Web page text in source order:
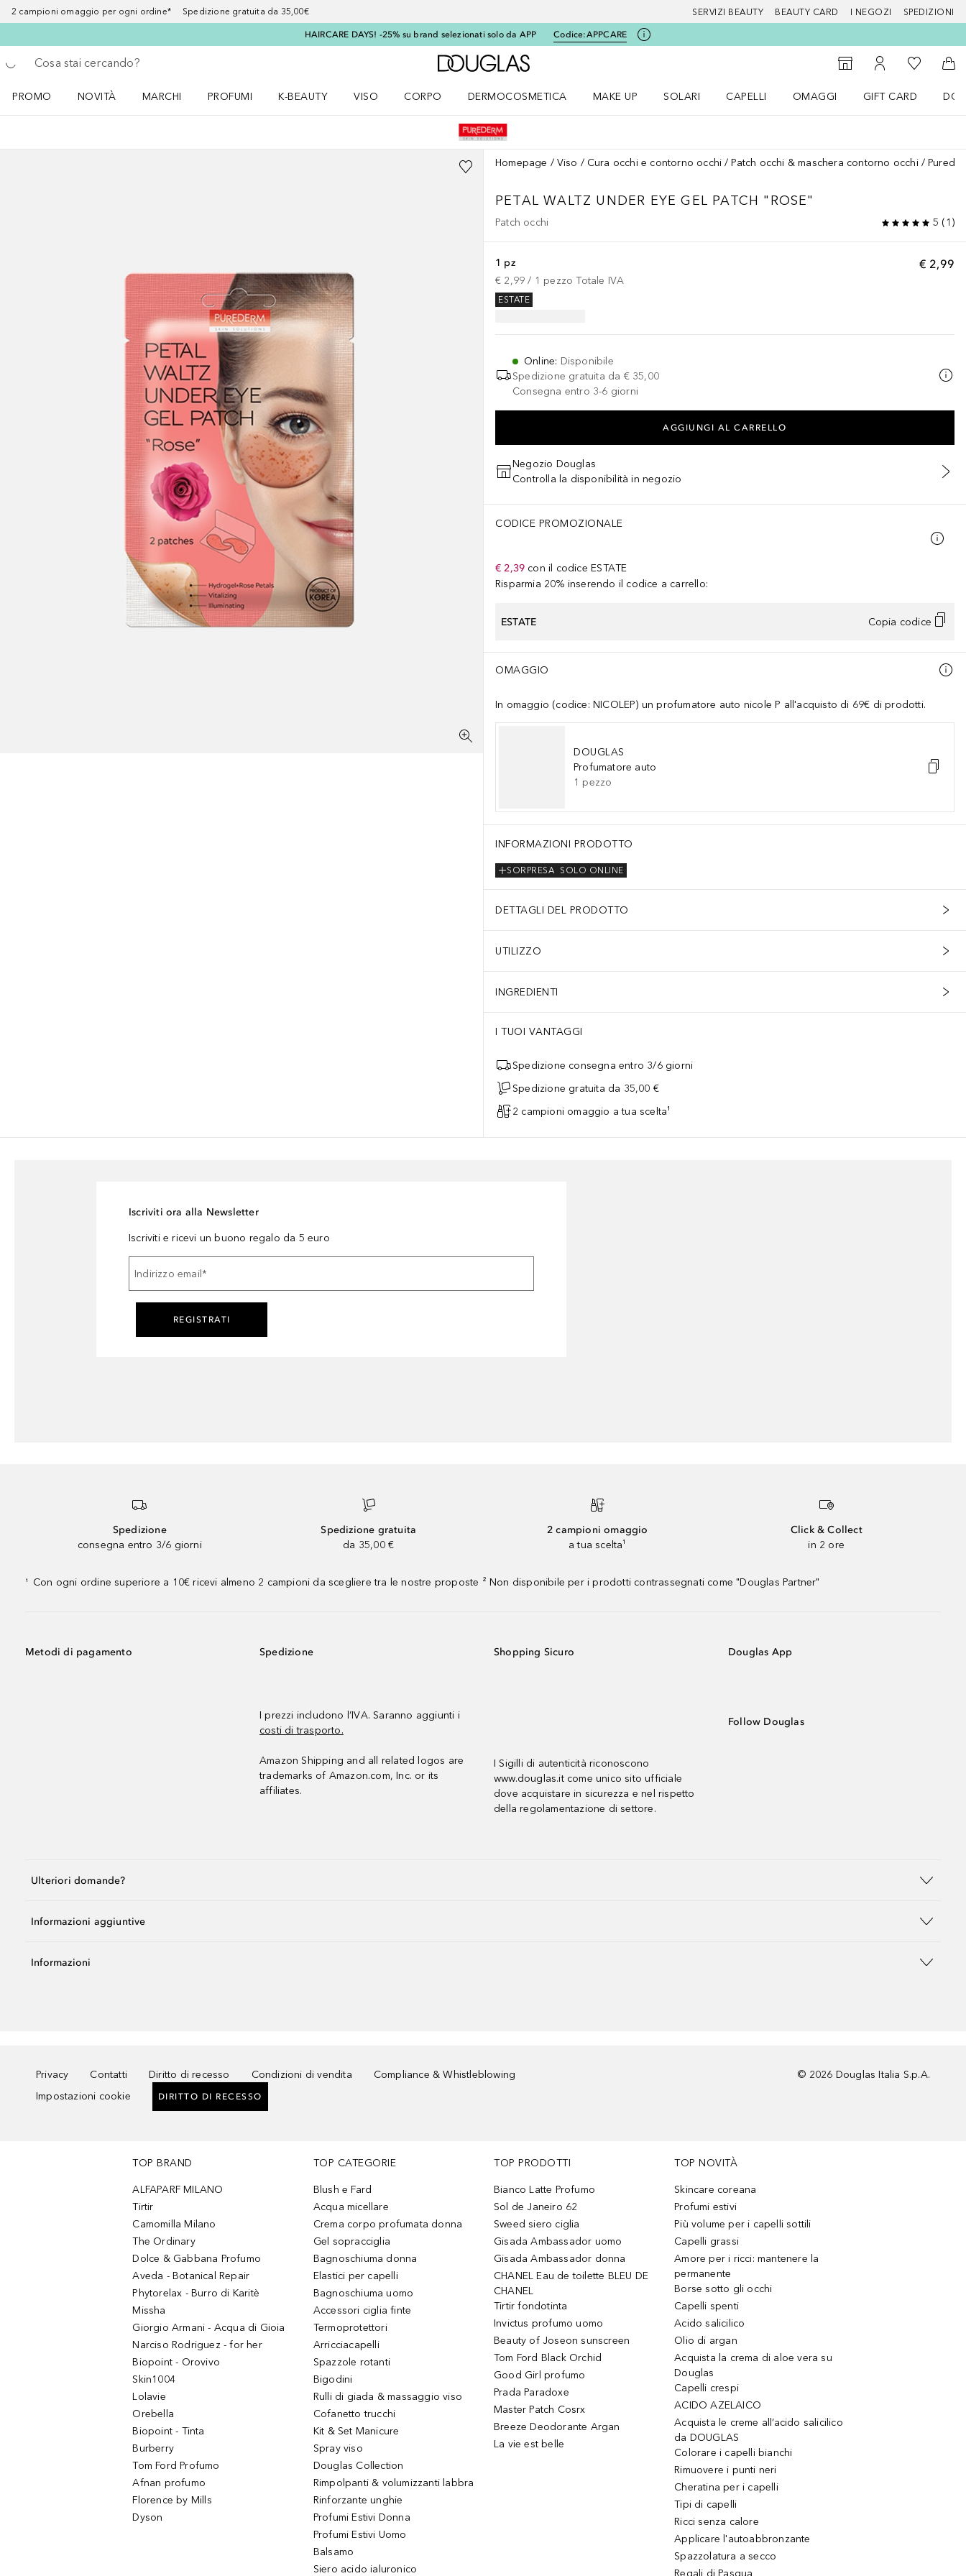
2 campioni omaggio per ogni ordine* Spedizione gratuita da 35,00€ SERVIZI BEAUTY BEAUTY CARD I NEGOZI SPEDIZIONI
HAIRCARE DAYS! -25% su brand selezionati solo da APP Codice:APPCARE
Torna indietro
Esegui ricerca
A Douglas Home
StorefinderAl Mio Account
Alla Mia
Al
PROMO
NOVITÀ
MARCHI
PROFUMI
K-BEAUTY
VISO
CORPO
DERMOCOSMETICA
MAKE UP
SOLARI
CAPELLI
OMAGGI
GIFT CARD
Homepage Viso Cura occhi e contorno occhi Patch occhi & maschera contorno occhi
PETAL WALTZ UNDER EYE GEL PATCH "ROSE"
Patch occhi 5 ( 1 )
€ 2,99
1 pz
€ 2,99 / 1 pezzo Totale IVA
ESTATE
Online: Disponibile
Spedizione gratuita da € 35,00
Consegna entro 3-6 giorni
AGGIUNGI AL CARRELLO
Negozio Douglas
Controlla la disponibilità in negozio
CODICE PROMOZIONALE
€ 2,39 con il codice ESTATE
Risparmia 20% inserendo il codice a carrello:
ESTATE Copia codice
OMAGGIO
In omaggio (codice: NICOLEP) un profumatore auto nicole P all'acquisto di 69€ di prodotti.
DOUGLAS
Profumatore auto
1 pezzo
INFORMAZIONI PRODOTTO
SOLO ONLINE
SORPRESA
DETTAGLI DEL PRODOTTO
UTILIZZO
INGREDIENTI
I TUOI VANTAGGI
Spedizione consegna entro 3/6 giorni
Spedizione gratuita da 35,00 €
2 campioni omaggio a tua scelta¹
Iscriviti ora alla Newsletter
Iscriviti e ricevi un buono regalo da 5 euro
Indirizzo email *
REGISTRATI
Spedizione
consegna entro 3/6 giorni
Spedizione gratuita
da 35,00 €
2 campioni omaggio
a tua scelta¹
Click & Collect
in 2 ore
¹ Con ogni ordine superiore a 10€ ricevi almeno 2 campioni da scegliere tra le nostre proposte ² Non disponibile per i prodotti contrassegnati come "Douglas Partner"
Metodi di pagamento Spedizione
I prezzi includono l’IVA. Saranno aggiunti i
costi di trasporto.
Amazon Shipping and all related logos are
trademarks of Amazon.com, Inc. or its
affiliates.
Shopping Sicuro
I Sigilli di autenticità riconoscono
www.douglas.it come unico sito ufficiale
dove acquistare in sicurezza e nel rispetto
della regolamentazione di settore.
Douglas App
Follow Douglas
Ulteriori domande?
Informazioni aggiuntive
Informazioni
Privacy Contatti Diritto di recesso Condizioni di vendita
Compliance & Whistleblowing
Impostazioni cookie
DIRITTO DI RECESSO
© 2026 Douglas Italia S.p.A.
TOP BRAND
ALFAPARF MILANO
Tirtir
Camomilla Milano
The Ordinary
Dolce & Gabbana Profumo
Aveda - Botanical Repair
Phytorelax - Burro di Karitè
Missha
Giorgio Armani - Acqua di Gioia
Narciso Rodriguez - for her
Biopoint - Orovivo
Skin1004
Lolavie
Orebella
Biopoint - Tinta
Burberry
Tom Ford Profumo
Afnan profumo
Florence by Mills
Dyson
TOP CATEGORIE
Blush e Fard
Acqua micellare
Crema corpo profumata donna
Gel sopracciglia
Bagnoschiuma donna
Elastici per capelli
Bagnoschiuma uomo
Accessori ciglia finte
Termoprotettori
Arricciacapelli
Spazzole rotanti
Bigodini
Rulli di giada & massaggio viso
Cofanetto trucchi
Kit & Set Manicure
Spray viso
Douglas Collection
Rimpolpanti & volumizzanti labbra
Rinforzante unghie
Profumi Estivi Donna
Profumi Estivi Uomo
Balsamo
Siero acido ialuronico
TOP PRODOTTI
Bianco Latte Profumo
Sol de Janeiro 62
Sweed siero ciglia
Gisada Ambassador uomo
Gisada Ambassador donna
CHANEL Eau de toilette BLEU DE
CHANEL
Tirtir fondotinta
Invictus profumo uomo
Beauty of Joseon sunscreen
Tom Ford Black Orchid
Good Girl profumo
Prada Paradoxe
Master Patch Cosrx
Breeze Deodorante Argan
La vie est belle
TOP NOVITÀ
Skincare coreana
Profumi estivi
Più volume per i capelli sottili
Capelli grassi
Amore per i ricci: mantenere la
permanente
Borse sotto gli occhi
Capelli spenti
Acido salicilico
Olio di argan
Acquista la crema di aloe vera su
Douglas
Capelli crespi
ACIDO AZELAICO
Acquista le creme all’acido salicilico
da DOUGLAS
Colorare i capelli bianchi
Rimuovere i punti neri
Cheratina per i capelli
Tipi di capelli
Ricci senza calore
Applicare l'autoabbronzante
Spazzolatura a secco
Regali di Pasqua